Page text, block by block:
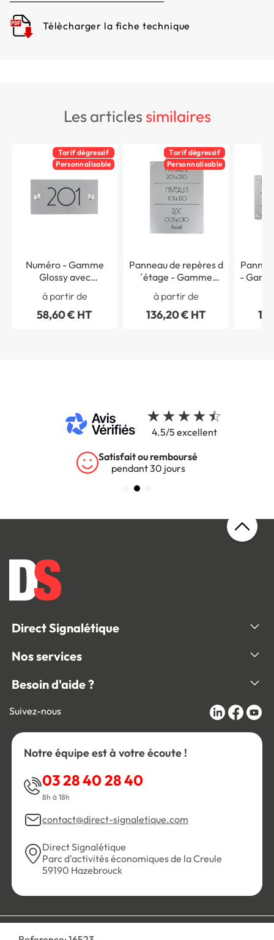
Télècharger la fiche technique
les articlessimilaires
Tarif dégressif
Personnalisable
Numéro - Gamme
Glossy avec
entretoises inox - H 75
x L 150 mm
à partir de
58,60 € HT
Tarif dégressif
Personnalisable
Panneau de repères d
´étage - Gamme
Glossy avec
entretoises inox - H
400 x L 300 mm
à partir de
136,20 € HT
-
4.5/5 excellent
Satisfait ou remboursé
pendant 30 jours
Direct Signalétique
Nos services
Besoin d'aide ?
Suivez-nous
Notre équipe est à votre écoute !
03 28 40 28 40
8h à 18h
contact@direct-signaletique.com
Direct Signalétique
Parc d'activités économiques de la Creule
59190 Hazebrouck